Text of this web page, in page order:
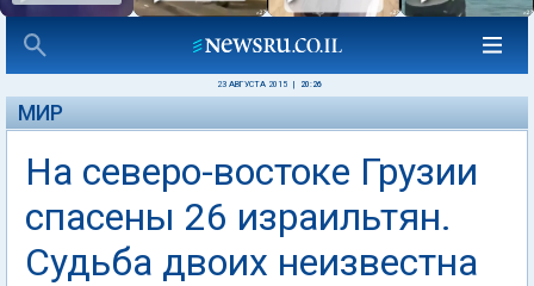
23 АВГУСТА 2015 20:26
МИР
На северо-востоке Грузии
спасены 26 израильтян.
Судьба двоих неизвестна